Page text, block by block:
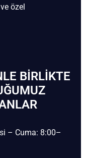
özel
BIRLIKTE
– Cuma: 8:00–